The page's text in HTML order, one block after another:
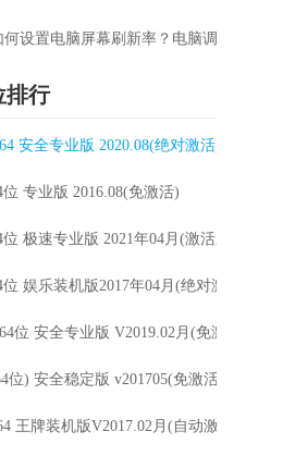
设置电脑屏幕刷新率？电脑调屏幕刷新率
排行
安全专业版 2020.08(绝对激活)
专业版 2016.08(免激活)
极速专业版 2021年04月(激活版)
娱乐装机版2017年04月(绝对激活)
位 安全专业版 V2019.02月(免激活)
位) 安全稳定版 v201705(免激活)
王牌装机版V2017.02月(自动激活)